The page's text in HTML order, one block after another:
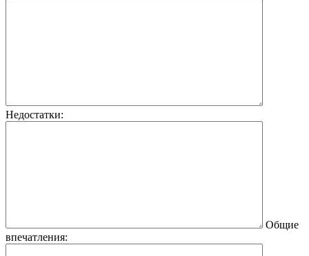
Недостатки:
Общие
впечатления: